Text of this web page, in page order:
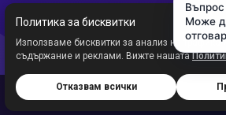
Doris Украйна
Уеб
Политика за бисквитки
Използваме бисквитки за анализ на трафика
съдържание и реклами. Вижте нашата
Отказвам всички
Въпрос
Може